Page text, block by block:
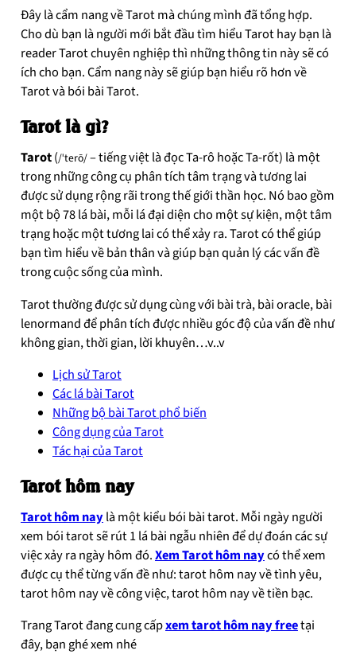
Đây là cẩm nang về Tarot mà chúng mình đã tổng hợp.
Cho dù bạn là người mới bắt đầu tìm hiểu Tarot hay bạn là
reader Tarot chuyên nghiệp thì những thông tin này sẽ có
ích cho bạn. Cẩm nang này sẽ giúp bạn hiểu rõ hơn về
Tarot và bói bài Tarot.
Tarot là gì?
Tarot(/ˈterō/– tiếng việt là đọc Ta-rô hoặc Ta-rốt) là một
trong những công cụ phân tích tâm trạng và tương lai
được sử dụng rộng rãi trong thế giới thần học. Nó bao gồm
một bộ 78 lá bài, mỗi lá đại diện cho một sự kiện, một tâm
trạng hoặc một tương lai có thể xảy ra. Tarot có thể giúp
bạn tìm hiểu về bản thân và giúp bạn quản lý các vấn đề
trong cuộc sống của mình.
Tarot thường được sử dụng cùng với bài trà, bài oracle, bài
lenormand để phân tích được nhiều góc độ của vấn đề như
không gian, thời gian, lời khuyên…v..v
Lịch sử Tarot
Các lá bài Tarot
Những bộ bài Tarot phổ biến
Công dụng của Tarot
Tác hại của Tarot
Tarot hôm nay
Tarot hôm naylà một kiểu bói bài tarot. Mỗi ngày người
xem bói tarot sẽ rút 1 lá bài ngẫu nhiên để dự đoán các sự
việc xảy ra ngày hôm đó.Xem Tarot hôm naycó thể xem
được cụ thể từng vấn đề như: tarot hôm nay về tình yêu,
tarot hôm nay về công việc, tarot hôm nay về tiền bạc.
Trang Tarot đang cung cấpxem tarot hôm nay freetại
đây, bạn ghé xem nhé